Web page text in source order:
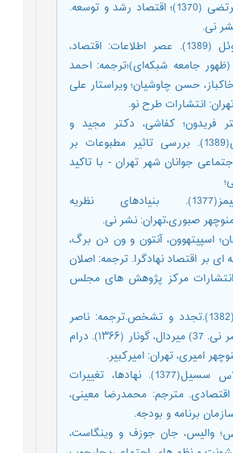
31) قره‎باغیان، مرتضی (1370)؛ اقتصاد رشد و توسعه.
نی.
32) کاستلز، مانوئل (1389). عصر اطلاعات: اقتصاد،
جامعه شبکه‌ای)؛ترجمه: احمد
حسن چاوشیان؛ ویراستار علی
انتشارات طرح نو.
فریدون؛ کفاشی، دکتر مجید و
اخترمحققی،مهدی(1389). بررسی تاثیر مطبوعات بر
جوانان شهر تهران - با تاکید
34) کلمن،جیمز(1377). بنیادهای نظریه
صبوری،تهران: نشر نی.
اسپیتهوون، آنتون و ون دن برگ،
مقدمه ای بر اقتصاد نهادگرا. ترجمه: اصلان
انتشارات مرکز پژوهش های مجلس
36) گیدنز،آنتونی(1382).تجدد و تشخص.ترجمه: ناصر
موفقیان،تهران: نشر نی. 37) میردال، گونار (۱۳۶۶). درام
38) نورث، داگلاس سسیل(1377). نهادها، تغییرات
مترجم: محمدرضا معینی،
برنامه و بودجه.
والیس، جان جوزف و وینگاست،